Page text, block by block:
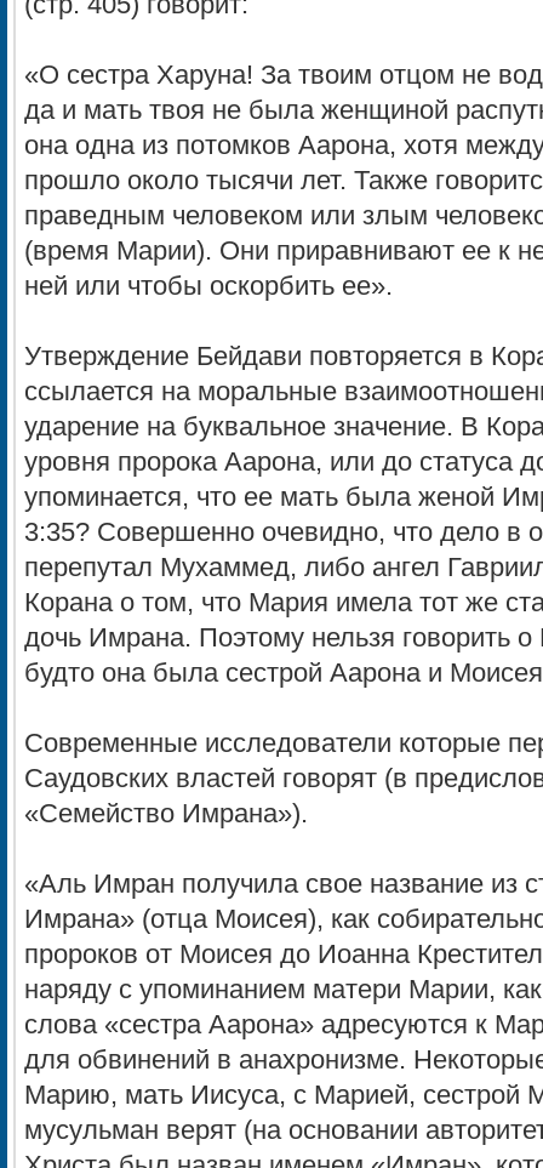
«О сестра Харуна! За твоим отцом не
да и мать твоя не была женщиной
она одна из потомков Аарона, хотя
прошло около тысячи лет. Также
праведным человеком или злым
(время Марии). Они приравнивают ее к
ней или чтобы оскорбить ее».
Утверждение Бейдави повторяется в
ссылается на моральные
ударение на буквальное значение. В
уровня пророка Аарона, или до статуса
упоминается, что ее мать была женой
3:35? Совершенно очевидно, что дело в
перепутал Мухаммед, либо ангел
Корана о том, что Мария имела тот же
дочь Имрана. Поэтому нельзя говорить
будто она была сестрой Аарона и
Современные исследователи которые
Саудовских властей говорят (в
«Семейство Имрана»).
«Аль Имран получила свое название из
Имрана» (отца Моисея), как
пророков от Моисея до Иоанна
наряду с упоминанием матери Марии,
слова «сестра Аарона» адресуются к
для обвинений в анахронизме.
Марию, мать Иисуса, с Марией, сестрой
мусульман верят (на основании